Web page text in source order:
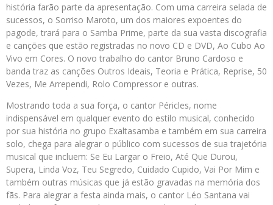
história farão parte da apresentação. Com uma carreira selada de
sucessos, o Sorriso Maroto, um dos maiores expoentes do
pagode, trará para o Samba Prime, parte da sua vasta discografia
e canções que estão registradas no novo CD e DVD, Ao Cubo Ao
Vivo em Cores. O novo trabalho do cantor Bruno Cardoso e
banda traz as canções Outros Ideais, Teoria e Prática, Reprise, 50
Vezes, Me Arrependi, Rolo Compressor e outras.
Mostrando toda a sua força, o cantor Péricles, nome
indispensável em qualquer evento do estilo musical, conhecido
por sua história no grupo Exaltasamba e também em sua carreira
solo, chega para alegrar o público com sucessos de sua trajetória
musical que incluem: Se Eu Largar o Freio, Até Que Durou,
Supera, Linda Voz, Teu Segredo, Cuidado Cupido, Vai Por Mim e
também outras músicas que já estão gravadas na memória dos
fãs. Para alegrar a festa ainda mais, o cantor Léo Santana vai